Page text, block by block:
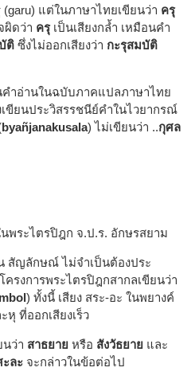
(garu) แต่ในภาษาไทยเขียนว่า ครุ
ผิดว่า ครุเป็นเสียงกล้ำ เหมือนคำ
ติ ซึ่งไม่ออกเสียงว่า กะรุสมบัติ
คำอ่านในฉบับภาคแปลภาษาไทย
ขียนประวิสรรชนีย์คำในไวยากรณ์
byañjanakusala) ไม่เขียนว่า ..กุศล
พระไตรปิฎก จ.ป.ร. อักษรสยาม
สัญลักษณ์ ไม่จำเป็นต้องประ
รงการพระไตรปิฎกสากลเขียนว่า
) ทั้งนี้ เสียง สระ-อะ ในพยางค์
หุ ที่ออกเสียงเร็ว
นว่า สาธยาย หรือ สังวัธยาย และ
ะละ จะกล่าวในข้อต่อไป